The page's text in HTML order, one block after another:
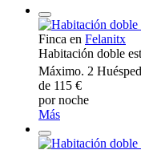
Finca en Felanitx
Habitación doble
Máximo. 2
de 115 €
por noche
Más